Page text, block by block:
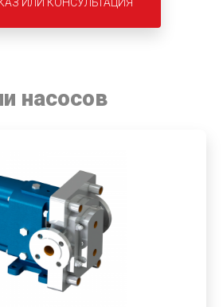
насосов